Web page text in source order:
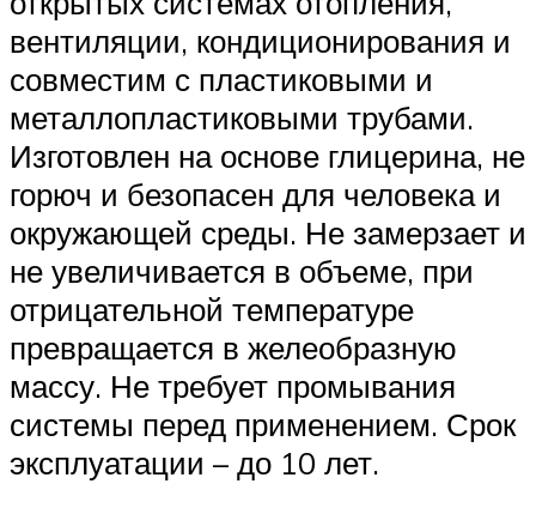
вентиляции, кондиционирования и
совместим с пластиковыми и
металлопластиковыми трубами.
Изготовлен на основе глицерина, не
горюч и безопасен для человека и
окружающей среды. Не замерзает и
не увеличивается в объеме, при
отрицательной температуре
превращается в желеобразную
массу. Не требует промывания
системы перед применением. Срок
эксплуатации – до 10 лет.